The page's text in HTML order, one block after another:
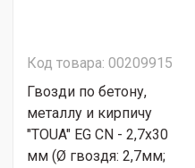
Код товара: 00209915
Гвозди по бетону,
металлу и кирпичу
"TOUA" EG CN - 2,7х30
мм (Ø гвоздя: 2,7мм;